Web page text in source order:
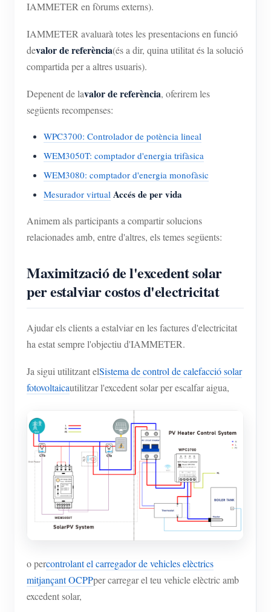
IAMMETER en fòrums externs).
IAMMETER avaluarà totes les presentacions en funció
devalor de referència(és a dir, quina utilitat és la solució
compartida per a altres usuaris).
Depenent de lavalor de referència, oferirem les
següents recompenses:
WPC3700: Controlador de potència lineal
WEM3050T: comptador d'energia trifàsica
WEM3080: comptador d'energia monofàsic
Mesurador virtual Accés de per vida
Animem als participants a compartir solucions
relacionades amb, entre d'altres, els temes següents:
Maximització de l'excedent solar
per estalviar costos d'electricitat
Ajudar els clients a estalviar en les factures d'electricitat
ha estat sempre l'objectiu d'IAMMETER.
Ja sigui utilitzant elSistema de control de calefacció solar
fotovoltaicautilitzar l'excedent solar per escalfar aigua,
o percontrolant el carregador de vehicles elèctrics
mitjançant OCPPper carregar el teu vehicle elèctric amb
excedent solar,